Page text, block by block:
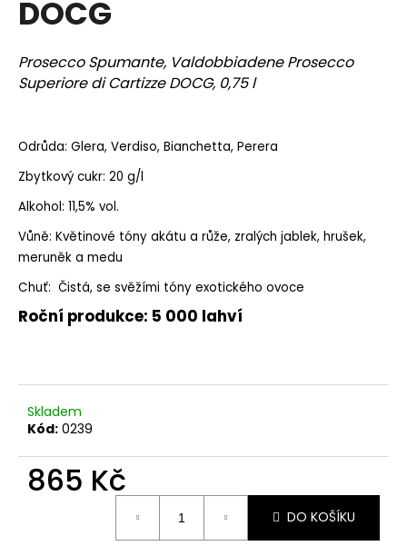
DOCG
Prosecco Spumante, Valdobbiadene Prosecco
Superiore di Cartizze DOCG, 0,75 l
Odrůda: Glera, Verdiso, Bianchetta, Perera
Zbytkový cukr: 20 g/l
Alkohol: 11,5% vol.
Vůně: Květinové tóny akátu a růže, zralých jablek, hrušek,
meruněk a medu
Chuť: Čistá, se svěžími tóny exotického ovoce
Roční produkce: 5 000 lahví
Skladem
Kód: 0239
865 Kč
DO KOŠÍKU
a
í
t
D
o
p
u
č
u
j
m